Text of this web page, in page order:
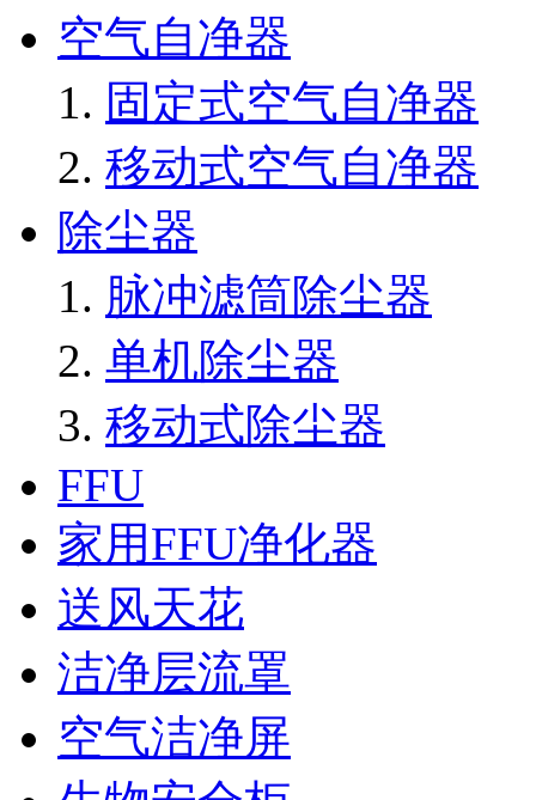
空气自净器
固定式空气自净器
移动式空气自净器
除尘器
脉冲滤筒除尘器
单机除尘器
移动式除尘器
FFU
家用FFU净化器
送风天花
洁净层流罩
空气洁净屏